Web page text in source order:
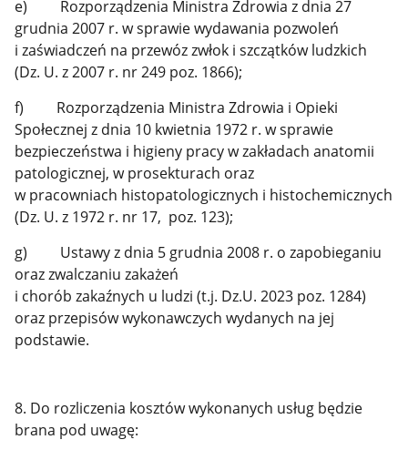
e) Rozporządzenia Ministra Zdrowia z dnia 27
grudnia 2007 r. w sprawie wydawania pozwoleń
i zaświadczeń na przewóz zwłok i szczątków ludzkich
(Dz. U. z 2007 r. nr 249 poz. 1866);
f) Rozporządzenia Ministra Zdrowia i Opieki
Społecznej z dnia 10 kwietnia 1972 r. w sprawie
bezpieczeństwa i higieny pracy w zakładach anatomii
patologicznej, w prosekturach oraz
w pracowniach histopatologicznych i histochemicznych
(Dz. U. z 1972 r. nr 17, poz. 123);
g) Ustawy z dnia 5 grudnia 2008 r. o zapobieganiu
oraz zwalczaniu zakażeń
i chorób zakaźnych u ludzi (t.j. Dz.U. 2023 poz. 1284)
oraz przepisów wykonawczych wydanych na jej
podstawie.
8. Do rozliczenia kosztów wykonanych usług będzie
brana pod uwagę: